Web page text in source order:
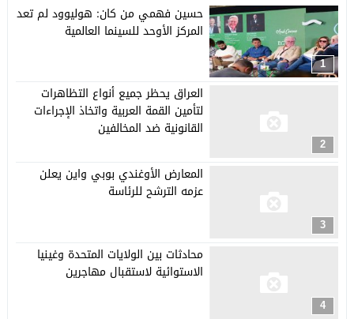
1
حسين فهمي من كان: هوليوود لم تعد
المركز الأوحد للسينما العالمية
2
العراق يحظر جميع أنواع التظاهرات
لتأمين القمة العربية واتخاذ الإجراءات
القانونية ضد المخالفين
3
المعارض الأوغندي بوبي واين يعلن
عزمه الترشح للرئاسة
4
محادثات بين الولايات المتحدة وغينيا
الاستوائية لاستقبال مهاجرين